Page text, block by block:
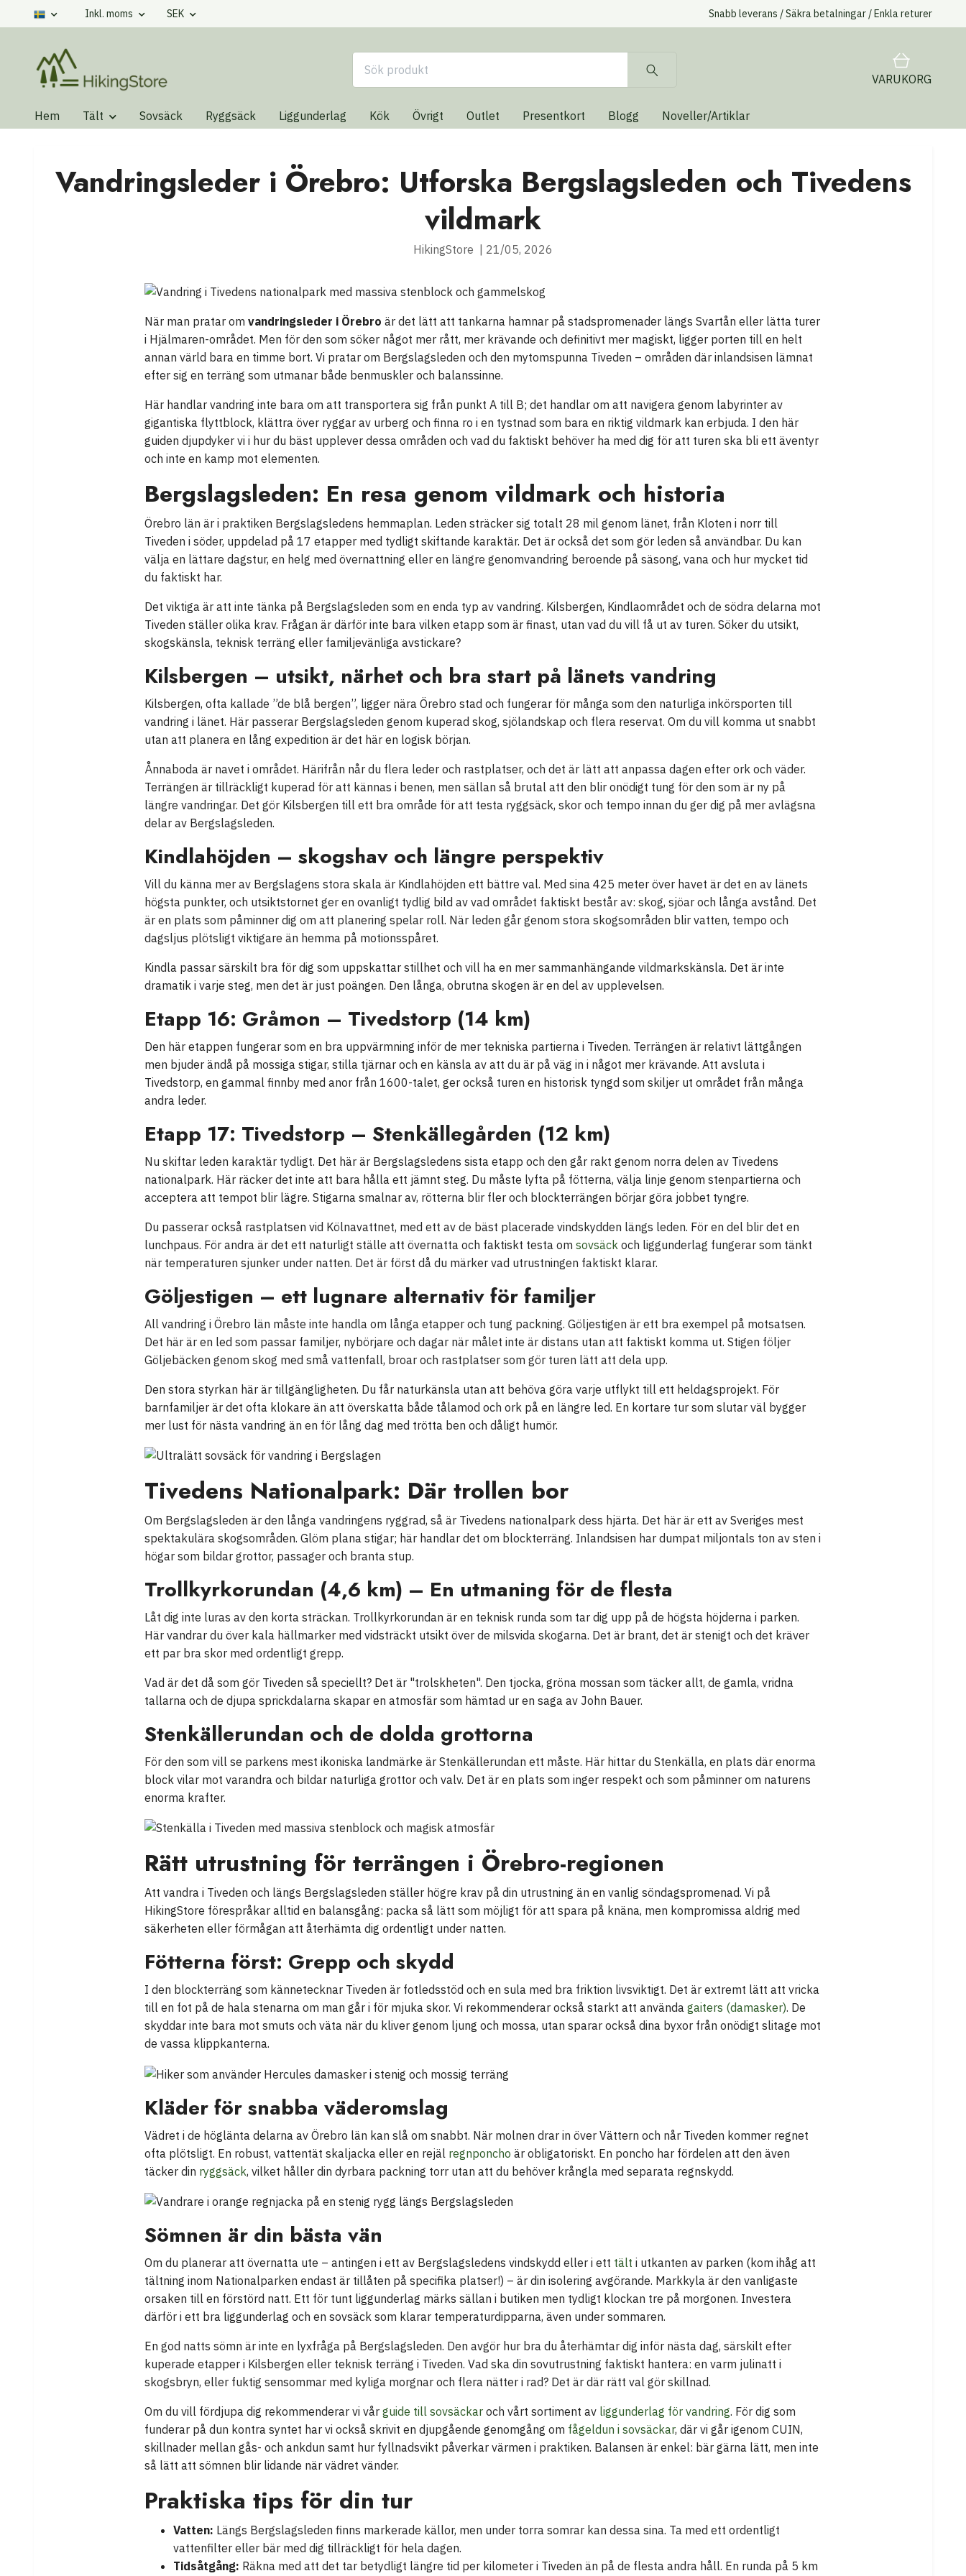
Inkl. moms SEK Snabb leverans / Säkra betalningar / Enkla returer
VARUKORG
Hem Tält Sovsäck Ryggsäck Liggunderlag Kök Övrigt Outlet Presentkort Blogg Noveller/Artiklar
Vandringsleder i Örebro: Utforska Bergslagsleden och Tivedens
vildmark
HikingStore 21/05, 2026
När man pratar omvandringsleder i Örebro är det lätt att tankarna hamnar på stadspromenader längs Svartån eller lätta turer
i Hjälmaren-området. Men för den som söker något mer rått, mer krävande och definitivt mer magiskt, ligger porten till en helt
annan värld bara en timme bort. Vi pratar om Bergslagsleden och den mytomspunna Tiveden – områden där inlandsisen lämnat
efter sig en terräng som utmanar både benmuskler och balanssinne.
Här handlar vandring inte bara om att transportera sig från punkt A till B; det handlar om att navigera genom labyrinter av
gigantiska flyttblock, klättra över ryggar av urberg och finna ro i en tystnad som bara en riktig vildmark kan erbjuda. I den här
guiden djupdyker vi i hur du bäst upplever dessa områden och vad du faktiskt behöver ha med dig för att turen ska bli ett äventyr
och inte en kamp mot elementen.
Bergslagsleden: En resa genom vildmark och historia
Örebro län är i praktiken Bergslagsledens hemmaplan. Leden sträcker sig totalt 28 mil genom länet, från Kloten i norr till
Tiveden i söder, uppdelad på 17 etapper med tydligt skiftande karaktär. Det är också det som gör leden så användbar. Du kan
välja en lättare dagstur, en helg med övernattning eller en längre genomvandring beroende på säsong, vana och hur mycket tid
du faktiskt har.
Det viktiga är att inte tänka på Bergslagsleden som en enda typ av vandring. Kilsbergen, Kindlaområdet och de södra delarna mot
Tiveden ställer olika krav. Frågan är därför inte bara vilken etapp som är finast, utan vad du vill få ut av turen. Söker du utsikt,
skogskänsla, teknisk terräng eller familjevänliga avstickare?
Kilsbergen – utsikt, närhet och bra start på länets vandring
Kilsbergen, ofta kallade ”de blå bergen”, ligger nära Örebro stad och fungerar för många som den naturliga inkörsporten till
vandring i länet. Här passerar Bergslagsleden genom kuperad skog, sjölandskap och flera reservat. Om du vill komma ut snabbt
utan att planera en lång expedition är det här en logisk början.
Ånnaboda är navet i området. Härifrån når du flera leder och rastplatser, och det är lätt att anpassa dagen efter ork och väder.
Terrängen är tillräckligt kuperad för att kännas i benen, men sällan så brutal att den blir onödigt tung för den som är ny på
längre vandringar. Det gör Kilsbergen till ett bra område för att testa ryggsäck, skor och tempo innan du ger dig på mer avlägsna
delar av Bergslagsleden.
Kindlahöjden – skogshav och längre perspektiv
Vill du känna mer av Bergslagens stora skala är Kindlahöjden ett bättre val. Med sina 425 meter över havet är det en av länets
högsta punkter, och utsiktstornet ger en ovanligt tydlig bild av vad området faktiskt består av: skog, sjöar och långa avstånd. Det
är en plats som påminner dig om att planering spelar roll. När leden går genom stora skogsområden blir vatten, tempo och
dagsljus plötsligt viktigare än hemma på motionsspåret.
Kindla passar särskilt bra för dig som uppskattar stillhet och vill ha en mer sammanhängande vildmarkskänsla. Det är inte
dramatik i varje steg, men det är just poängen. Den långa, obrutna skogen är en del av upplevelsen.
Etapp 16: Gråmon – Tivedstorp (14 km)
Den här etappen fungerar som en bra uppvärmning inför de mer tekniska partierna i Tiveden. Terrängen är relativt lättgången
men bjuder ändå på mossiga stigar, stilla tjärnar och en känsla av att du är på väg in i något mer krävande. Att avsluta i
Tivedstorp, en gammal finnby med anor från 1600-talet, ger också turen en historisk tyngd som skiljer ut området från många
andra leder.
Etapp 17: Tivedstorp – Stenkällegården (12 km)
Nu skiftar leden karaktär tydligt. Det här är Bergslagsledens sista etapp och den går rakt genom norra delen av Tivedens
nationalpark. Här räcker det inte att bara hålla ett jämnt steg. Du måste lyfta på fötterna, välja linje genom stenpartierna och
acceptera att tempot blir lägre. Stigarna smalnar av, rötterna blir fler och blockterrängen börjar göra jobbet tyngre.
Du passerar också rastplatsen vid Kölnavattnet, med ett av de bäst placerade vindskydden längs leden. För en del blir det en
lunchpaus. För andra är det ett naturligt ställe att övernatta och faktiskt testa omsovsäck och liggunderlag fungerar som tänkt
när temperaturen sjunker under natten. Det är först då du märker vad utrustningen faktiskt klarar.
Göljestigen – ett lugnare alternativ för familjer
All vandring i Örebro län måste inte handla om långa etapper och tung packning. Göljestigen är ett bra exempel på motsatsen.
Det här är en led som passar familjer, nybörjare och dagar när målet inte är distans utan att faktiskt komma ut. Stigen följer
Göljebäcken genom skog med små vattenfall, broar och rastplatser som gör turen lätt att dela upp.
Den stora styrkan här är tillgängligheten. Du får naturkänsla utan att behöva göra varje utflykt till ett heldagsprojekt. För
barnfamiljer är det ofta klokare än att överskatta både tålamod och ork på en längre led. En kortare tur som slutar väl bygger
mer lust för nästa vandring än en för lång dag med trötta ben och dåligt humör.
Tivedens Nationalpark: Där trollen bor
Om Bergslagsleden är den långa vandringens ryggrad, så är Tivedens nationalpark dess hjärta. Det här är ett av Sveriges mest
spektakulära skogsområden. Glöm plana stigar; här handlar det om blockterräng. Inlandsisen har dumpat miljontals ton av sten i
högar som bildar grottor, passager och branta stup.
Trollkyrkorundan (4,6 km) – En utmaning för de flesta
Låt dig inte luras av den korta sträckan. Trollkyrkorundan är en teknisk runda som tar dig upp på de högsta höjderna i parken.
Här vandrar du över kala hällmarker med vidsträckt utsikt över de milsvida skogarna. Det är brant, det är stenigt och det kräver
ett par bra skor med ordentligt grepp.
Vad är det då som gör Tiveden så speciellt? Det är "trolskheten". Den tjocka, gröna mossan som täcker allt, de gamla, vridna
tallarna och de djupa sprickdalarna skapar en atmosfär som hämtad ur en saga av John Bauer.
Stenkällerundan och de dolda grottorna
För den som vill se parkens mest ikoniska landmärke är Stenkällerundan ett måste. Här hittar du Stenkälla, en plats där enorma
block vilar mot varandra och bildar naturliga grottor och valv. Det är en plats som inger respekt och som påminner om naturens
enorma krafter.
Rätt utrustning för terrängen i Örebro-regionen
Att vandra i Tiveden och längs Bergslagsleden ställer högre krav på din utrustning än en vanlig söndagspromenad. Vi på
HikingStore förespråkar alltid en balansgång: packa så lätt som möjligt för att spara på knäna, men kompromissa aldrig med
säkerheten eller förmågan att återhämta dig ordentligt under natten.
Fötterna först: Grepp och skydd
I den blockterräng som kännetecknar Tiveden är fotledsstöd och en sula med bra friktion livsviktigt. Det är extremt lätt att vricka
till en fot på de hala stenarna om man går i för mjuka skor. Vi rekommenderar också starkt att användagaiters (damasker). De
skyddar inte bara mot smuts och väta när du kliver genom ljung och mossa, utan sparar också dina byxor från onödigt slitage mot
de vassa klippkanterna.
Kläder för snabba väderomslag
Vädret i de höglänta delarna av Örebro län kan slå om snabbt. När molnen drar in över Vättern och når Tiveden kommer regnet
ofta plötsligt. En robust, vattentät skaljacka eller en rejäl regnponcho är obligatoriskt. En poncho har fördelen att den även
täcker din ryggsäck, vilket håller din dyrbara packning torr utan att du behöver krångla med separata regnskydd.
Sömnen är din bästa vän
Om du planerar att övernatta ute – antingen i ett av Bergslagsledens vindskydd eller i ett tält i utkanten av parken (kom ihåg att
tältning inom Nationalparken endast är tillåten på specifika platser!) – är din isolering avgörande. Markkyla är den vanligaste
orsaken till en förstörd natt. Ett för tunt liggunderlag märks sällan i butiken men tydligt klockan tre på morgonen. Investera
därför i ett bra liggunderlag och en sovsäck som klarar temperaturdipparna, även under sommaren.
En god natts sömn är inte en lyxfråga på Bergslagsleden. Den avgör hur bra du återhämtar dig inför nästa dag, särskilt efter
kuperade etapper i Kilsbergen eller teknisk terräng i Tiveden. Vad ska din sovutrustning faktiskt hantera: en varm julinatt i
skogsbryn, eller fuktig sensommar med kyliga morgnar och flera nätter i rad? Det är där rätt val gör skillnad.
Om du vill fördjupa dig rekommenderar vi vårguide till sovsäckar och vårt sortiment av liggunderlag för vandring. För dig som
funderar på dun kontra syntet har vi också skrivit en djupgående genomgång om fågeldun i sovsäckar, där vi går igenom CUIN,
skillnader mellan gås- och ankdun samt hur fyllnadsvikt påverkar värmen i praktiken. Balansen är enkel: bär gärna lätt, men inte
så lätt att sömnen blir lidande när vädret vänder.
Praktiska tips för din tur
Vatten: Längs Bergslagsleden finns markerade källor, men under torra somrar kan dessa sina. Ta med ett ordentligt
vattenfilter eller bär med dig tillräckligt för hela dagen.
Tidsåtgång: Räkna med att det tar betydligt längre tid per kilometer i Tiveden än på de flesta andra håll. En runda på 5 km